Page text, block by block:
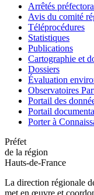
Arrêtés
Avis du comité
Téléprocédures
Statistiques
Publications
Cartographie et
Dossiers
Évaluation
Observatoires
Portail des
Portail
Porter à
Préfet
de la région
Hauts-de-France
La direction régionale
met en œuvre et